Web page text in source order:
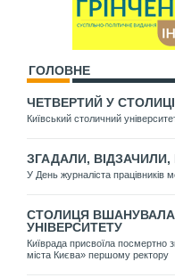
ГОЛОВНЕ
ЧЕТВЕРТИЙ У
Київський столичний
ЗГАДАЛИ,
У День журналіста працівників
СТОЛИЦЯ
УНІВЕРСИТЕТУ
Київрада присвоїла посмертно
міста Києва» першому ректору